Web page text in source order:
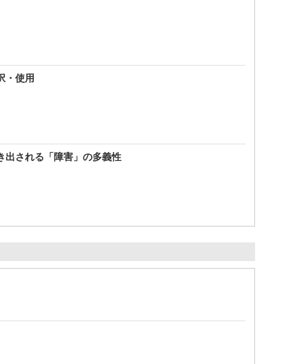
・使用
される「障害」の多義性